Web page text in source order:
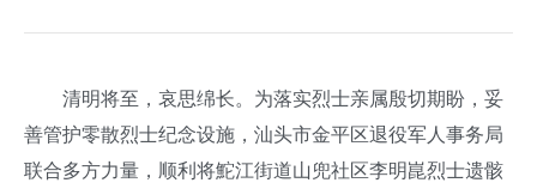
清明将至，哀思绵长。为落实烈士亲属殷切期盼，妥
善管护零散烈士纪念设施，汕头市金平区退役军人事务局
联合多方力量，顺利将鮀江街道山兜社区李明崑烈士遗骸